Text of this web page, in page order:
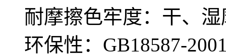
耐摩擦色牢度：干、
环保性：GB18587-